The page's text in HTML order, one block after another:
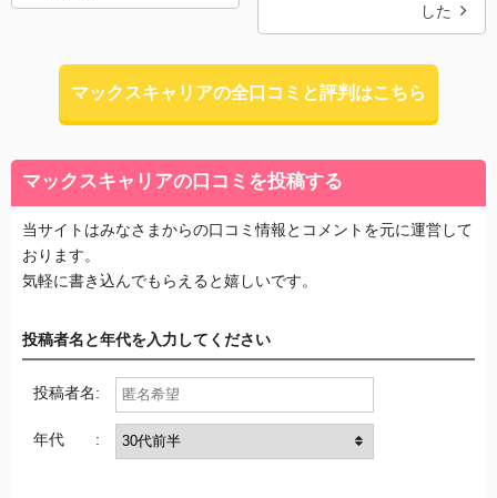
した
マックスキャリアの全口コミと評判はこちら
マックスキャリアの口コミを投稿する
当サイトはみなさまからの口コミ情報とコメントを元に運営して
おります。
気軽に書き込んでもらえると嬉しいです。
投稿者名と年代を入力してください
投稿者名:
年代 :